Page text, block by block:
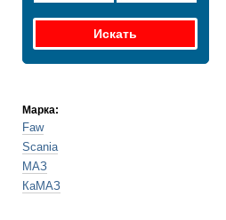
Марка:
Faw
Scania
МАЗ
КаМАЗ